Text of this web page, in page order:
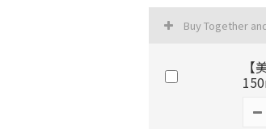
Buy Together